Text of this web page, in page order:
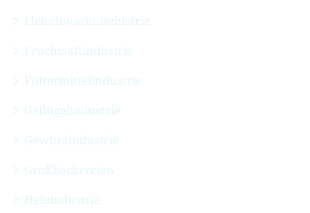
Fleischwarenindustrie
Fruchtsaftindustrie
Futtermittelindustrie
Geflügelindustrie
Gewürzindustrie
Großbäckereien
Hefeindustrie